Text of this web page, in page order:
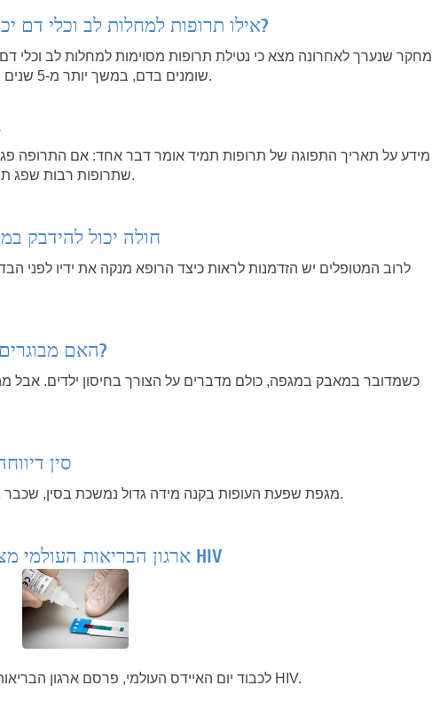
אילו תרופות למחלות לב וכלי דם יכולות לסייע בהפחתת הסיכון לדמנציה?
מחקר שנערך לאחרונה מצא כי נטילת תרופות מסוימות למחלות לב וכלי
שומנים בדם, במשך יותר מ-5 שנים הייתה קשורה לשיעור מופחת של אבחון דמנציה.
עד כמה
מידע על תאריך התפוגה של תרופות תמיד אומר דבר אחד: אם התרופה
שתרופות רבות שפג תוקפה ממשיכות לפעול גם לאחר תאריך התפוגה.
חולה יכול להידבק
לרוב המטופלים יש הזדמנות לראות כיצד הרופא מנקה את ידיו לפני
האם מבוגרים צריכים להתחסן כדי להימנע ממגפה?
כשמדובר במאבק במגפה, כולם מדברים על הצורך בחיסון ילדים. אבל
סין
מגפת שפעת העופות בקנה מידה גדול נמשכת בסין, שכבר גבתה את חייהם של כמעט מאה בני אדם השנה.
ארגון הבריאות העולמי מציע להשתמש בבדיקות גילוי עצמי של HIV
לכבוד יום האיידס העולמי, פרסם ארגון הבריאות העולמי הנחיות חדשות לבדיקות עצמיות לנגיף HIV.